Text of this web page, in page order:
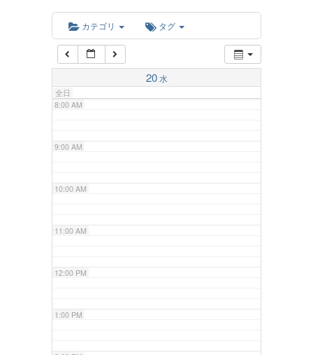
カテゴリ タグ
20 水
全日
6:00 AM
7:00 AM
8:00 AM
9:00 AM
10:00 AM
11:00 AM
12:00 PM
1:00 PM